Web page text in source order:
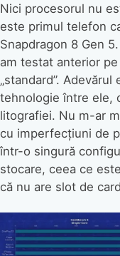
Nici procesorul nu
este primul telefon
Snapdragon 8 Gen
am testat anterior
„standard”.
tehnologie între ele,
litografiei. Nu m-ar
cu imperfecțiuni de
într-o singură
stocare, ceea ce
că nu are slot de